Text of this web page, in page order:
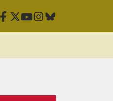
Facebook
Twitter
Youtube
Instagram
Bluesky